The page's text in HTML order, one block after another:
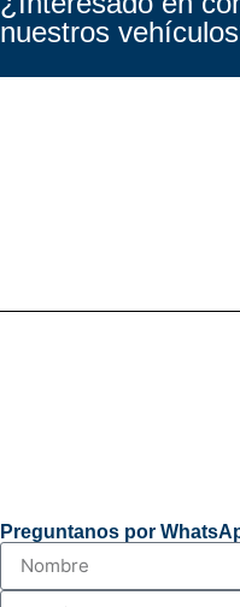
nuestros
Preguntanos por